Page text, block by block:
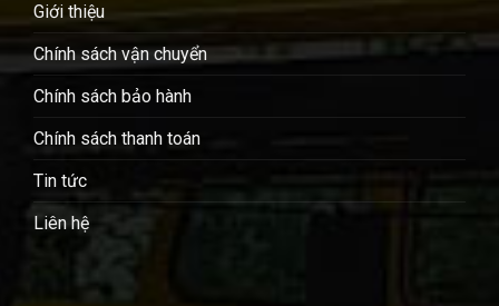
Giới thiệu
Chính sách vận chuyển
Chính sách bảo hành
Chính sách thanh toán
Tin tức
Liên hệ